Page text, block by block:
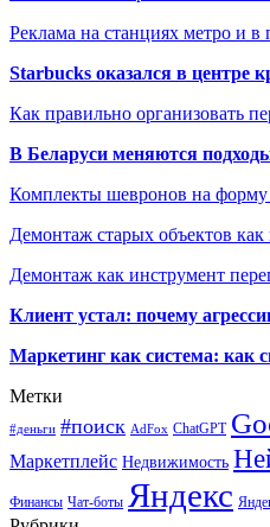
Реклама на станциях метро и в
Starbucks оказался в центре
Как правильно организовать
В Беларуси меняются
Комплекты шевронов на
Демонтаж старых объектов
Демонтаж как инструмент
Клиент устал: почему
Маркетинг как система: как
Метки
#деньги #поиск AdFox ChatGPT
Маркетплейс Недвижимость
Финансы Чат-боты Яндекс